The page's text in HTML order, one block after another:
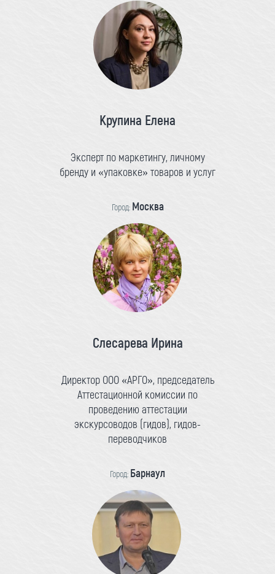
Крупина Елена
Эксперт по маркетингу, личному
бренду и «упаковке» товаров и услуг
Город: Москва
Слесарева Ирина
Директор ООО «АРГО», председатель
Аттестационной комиссии по
проведению аттестации
экскурсоводов (гидов), гидов-
переводчиков
Город: Барнаул